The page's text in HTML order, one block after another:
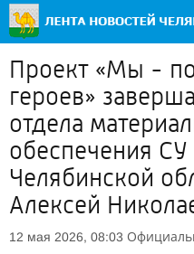
Проект «Мы -
героев»
отдела
обеспечения
Челябинской
Алексей
12 мая 2026, 08:03